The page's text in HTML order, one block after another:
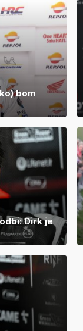
bom
Dirk je